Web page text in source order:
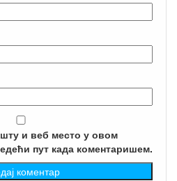
и веб место у овом
пут када коментаришем.